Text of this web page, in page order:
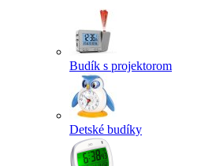
Budík s projektorom
Detské budíky